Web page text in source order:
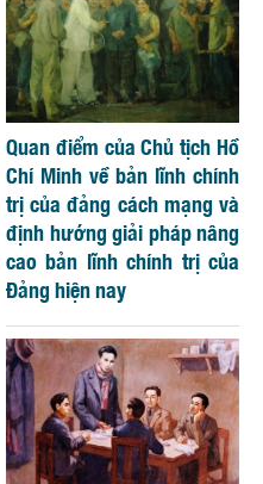
Quan điểm của Chủ tịch Hồ
Chí Minh về bản lĩnh chính
trị của đảng cách mạng và
định hướng giải pháp nâng
cao bản lĩnh chính trị của
Đảng hiện nay